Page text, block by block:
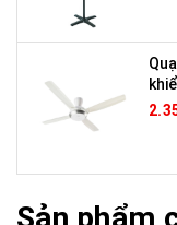
Sản phẩm